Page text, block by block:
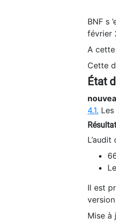
BNF s
février
A
Cette
État
4.1.
Il est
Mise à